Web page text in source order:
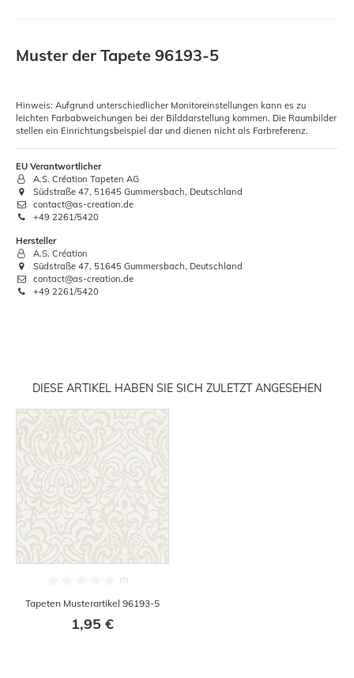
Muster der Tapete 96193-5
Hinweis: Aufgrund unterschiedlicher Monitoreinstellungen kann es zu
leichten Farbabweichungen bei der Bilddarstellung kommen. Die Raumbilder
stellen ein Einrichtungsbeispiel dar und dienen nicht als Farbreferenz.
EU Verantwortlicher
A.S. Création Tapeten AG
Südstraße 47, 51645 Gummersbach, Deutschland
contact@as-creation.de
+49 2261/5420
Hersteller
A.S. Création
Südstraße 47, 51645 Gummersbach, Deutschland
contact@as-creation.de
+49 2261/5420
DIESE ARTIKEL HABEN SIE SICH ZULETZT ANGESEHEN
Tapeten Musterartikel 96193-5
1,95 €